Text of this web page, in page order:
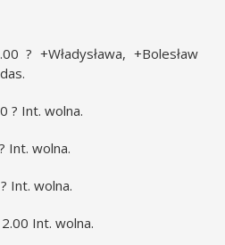
? +Władysława, +Bolesław
? Int. wolna.
Int. wolna.
Int. wolna.
Int. wolna.